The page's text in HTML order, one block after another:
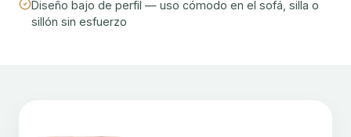
Diseño bajo de perfil — uso cómodo en el sofá, silla o
sillón sin esfuerzo